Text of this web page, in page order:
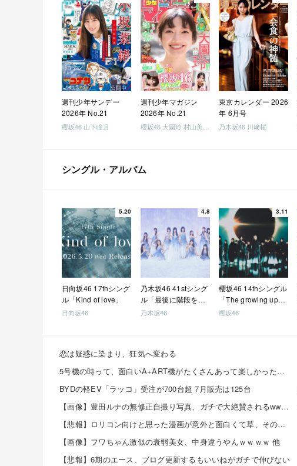
週刊少年サンデー
2026年 No.21
櫻坂46 山下瞳月
週刊少年マガジン
2026年 No.21
東京カレンダー 2026
年 6月号
乃木坂46 川﨑桜
シングル・アルバム
5.20
日向坂46 17thシング
ル「Kind of love」
日向坂46
4.8
乃木坂46 41stシング
ル「最後に階段を駆
け上がったのはいつ
乃木坂46
3.11
櫻坂46 14thシングル
「The growing up
train」
櫻坂46
恋は疑惑に染まり、狂気へ変わる
5号機の時って、面白いA+ART機がたくさんあって楽しかったよなｗｗｗ
BYDの軽EV「ラッコ」受注が700台超 7月販売は125台
【画像】豊田ルナの無修正自撮り写真、ガチで大絶賛されるwww 他
【悲報】ロリコン向けと思った漫画が意外と面白くて草、その理由がこれｗｗｗｗ 他
【画像】フワちゃん激似の衰弱美女、中身違うやんｗｗｗｗ 他
【悲報】6期のエース、ブログ更新するもいいねがガチで伸びない